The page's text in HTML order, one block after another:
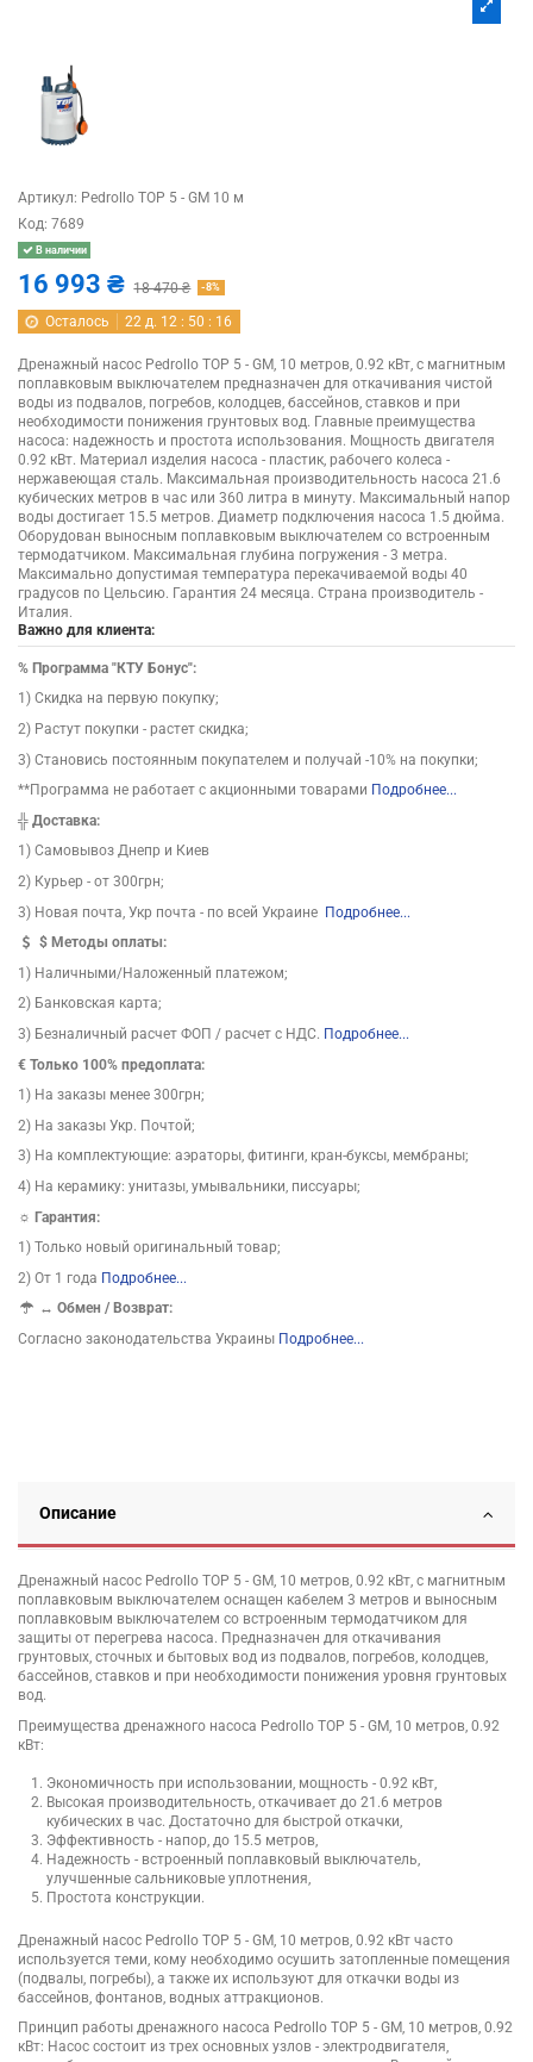
Артикул: Pedrollo TOP 5 - GM 10 м
Код: 7689
В наличии
16 993 ₴ 18 470 ₴ -8%
Осталось 22 д. 12 : 50 : 15
Дренажный насос Pedrollo TOP 5 - GM, 10 метров, 0.92 кВт, с магнитным
поплавковым выключателем предназначен для откачивания чистой
воды из подвалов, погребов, колодцев, бассейнов, ставков и при
необходимости понижения грунтовых вод. Главные преимущества
насоса: надежность и простота использования. Мощность двигателя
0.92 кВт. Материал изделия насоса - пластик, рабочего колеса -
нержавеющая сталь. Максимальная производительность насоса 21.6
кубических метров в час или 360 литра в минуту. Максимальный напор
воды достигает 15.5 метров. Диаметр подключения насоса 1.5 дюйма.
Оборудован выносным поплавковым выключателем со встроенным
термодатчиком. Максимальная глубина погружения - 3 метра.
Максимально допустимая температура перекачиваемой воды 40
градусов по Цельсию. Гарантия 24 месяца. Cтрана производитель -
Италия.
Важно для клиента:
% Программа "КТУ Бонус":
1) Скидка на первую покупку;
2) Растут покупки - растет скидка;
3) Становись постоянным покупателем и получай -10% на покупки;
**Программа не работает с акционными товарами Подробнее...
╬ Доставка:
1) Самовывоз Днепр и Киев
2) Курьер - от 300грн;
3) Новая почта, Укр почта - по всей Украине Подробнее...
$ Методы оплаты:
1) Наличными/Наложенный платежом;
2) Банковская карта;
3) Безналичный расчет ФОП / расчет с НДС. Подробнее...
€ Только 100% предоплата:
1) На заказы менее 300грн;
2) На заказы Укр. Почтой;
3) На комплектующие: аэраторы, фитинги, кран-буксы, мембраны;
4) На керамику: унитазы, умывальники, писсуары;
☼ Гарантия:
1) Только новый оригинальный товар;
2) От 1 года Подробнее...
↔Обмен / Возврат:
Согласно законодательства Украины Подробнее...
Описание
Дренажный насос Pedrollo TOP 5 - GM, 10 метров, 0.92 кВт, с магнитным
поплавковым выключателем оснащен кабелем 3 метров и выносным
поплавковым выключателем со встроенным термодатчиком для
защиты от перегрева насоса. Предназначен для откачивания
грунтовых, сточных и бытовых вод из подвалов, погребов, колодцев,
бассейнов, ставков и при необходимости понижения уровня грунтовых
вод.
Преимущества дренажного насоса Pedrollo TOP 5 - GM, 10 метров, 0.92
кВт:
Экономичность при использовании, мощность - 0.92 кВт,
Высокая производительность, откачивает до 21.6 метров
кубических в час. Достаточно для быстрой откачки,
Эффективность - напор, до 15.5 метров,
Надежность - встроенный поплавковый выключатель,
улучшенные сальниковые уплотнения,
Простота конструкции.
Дренажный насос Pedrollo TOP 5 - GM, 10 метров, 0.92 кВт часто
используется теми, кому необходимо осушить затопленные помещения
(подвалы, погребы), а также их используют для откачки воды из
бассейнов, фонтанов, водных аттракционов.
Принцип работы дренажного насоса Pedrollo TOP 5 - GM, 10 метров, 0.92
кВт: Насос состоит из трех основных узлов - электродвигателя,